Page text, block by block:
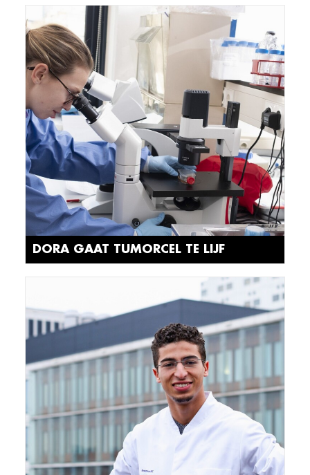
DORA GAAT TUMORCEL TE LIJF